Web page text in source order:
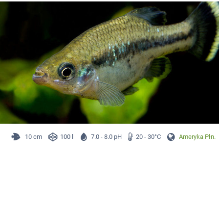
10 cm 100 l 7.0 - 8.0 pH 20 - 30°C Ameryka Płn.